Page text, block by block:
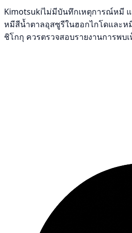
Kimotsukiไม่มีบันทึกเหตุการณ์หมี
หมีสีน้ำตาลอุสซูรีในฮอกไกโดและห
ชิโกกุ ควรตรวจสอบรายงานการพบ